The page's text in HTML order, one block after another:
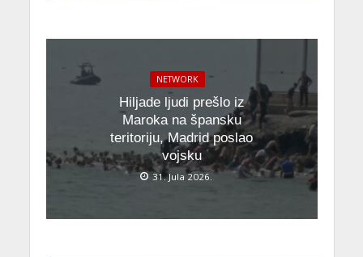
NETWORK
Hiljade ljudi prešlo iz
Maroka na špansku
teritoriju, Madrid poslao
vojsku
31. Jula 2026.